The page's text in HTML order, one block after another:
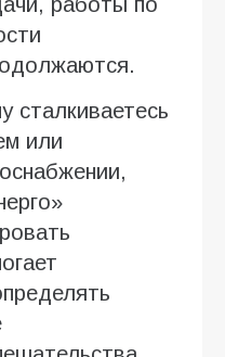
сталкиваетесь
или